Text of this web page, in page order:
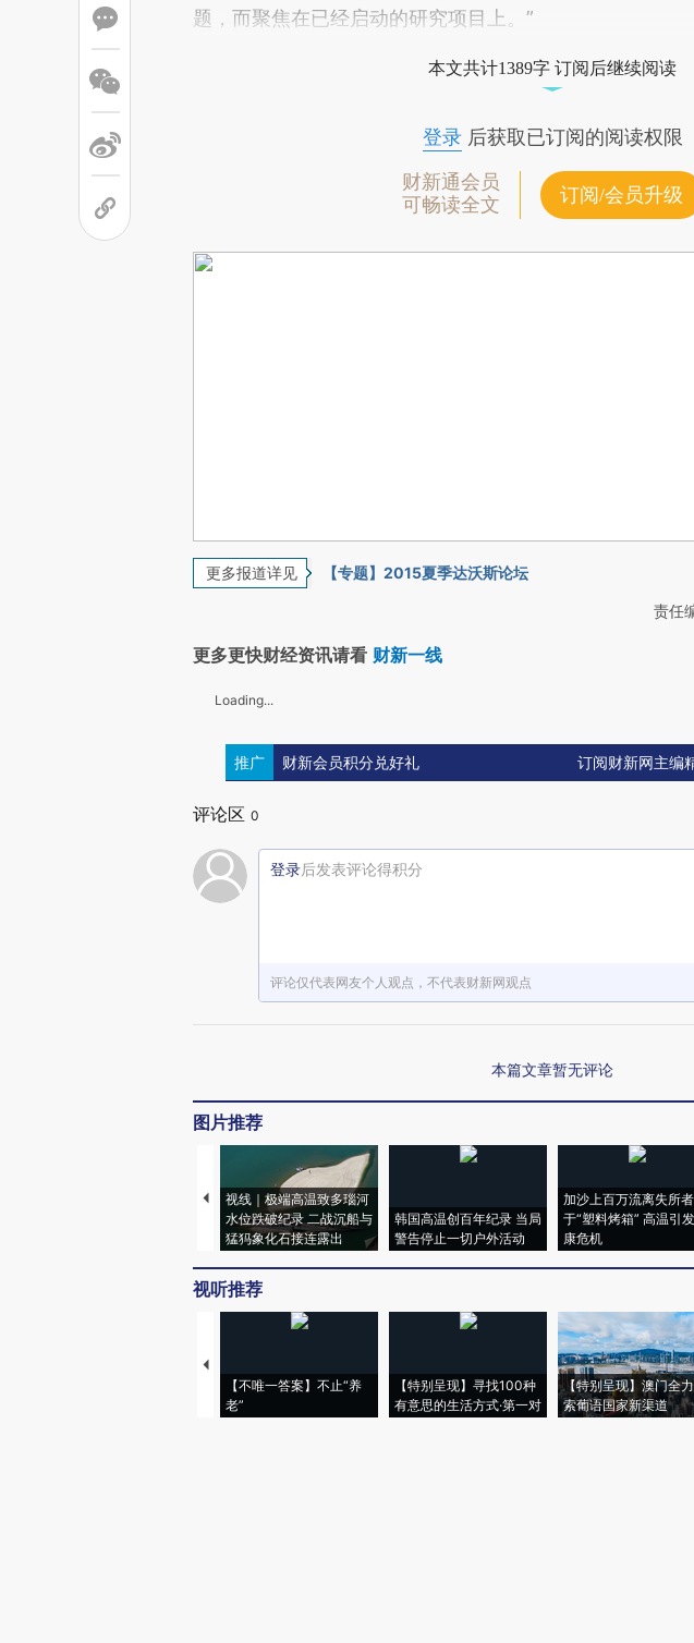
题，而聚焦在已经启动的研究项目上。”
本文共计1389字 订阅后继续阅读
登录后获取已订阅的阅读权限
财新通会员
可畅读全文
订阅/会员升级
更多报道详见 【专题】2015夏季达沃斯论坛
责任
更多更快财经资讯请看 财新一线
Loading...
推广 财新会员积分兑好礼 订阅财新网主编
评论区 0
登录后发表评论得积分
评论仅代表网友个人观点，不代表财新网观点
本篇文章暂无评论
图片推荐
视线｜极端高温致多瑙河
水位跌破纪录 二战沉船与
猛犸象化石接连露出
韩国高温创百年纪录 当局
警告停止一切户外活动
加沙上百万流离失所
于“塑料烤箱” 高温引
康危机
视听推荐
【不唯一答案】不止“养
老”
【特别呈现】寻找100种
有意思的生活方式·第一对
【特别呈现】澳门全
索葡语国家新渠道